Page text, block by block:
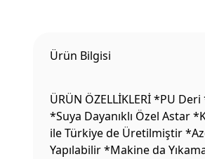
Ürün Bilgisi
ÜRÜN ÖZELLİKLERİ *PU
*Suya Dayanıklı Özel Astar
ile Türkiye de Üretilmiştir
Yapılabilir *Makine da